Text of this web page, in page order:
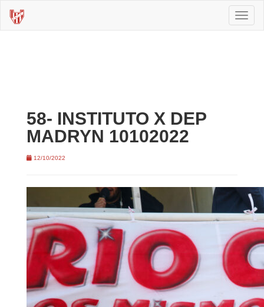
58- INSTITUTO X DEP
MADRYN 10102022
12/10/2022